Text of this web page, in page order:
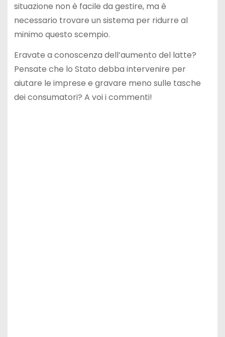
situazione non è facile da gestire, ma è
necessario trovare un sistema per ridurre al
minimo questo scempio.
Eravate a conoscenza dell’aumento del latte?
Pensate che lo Stato debba intervenire per
aiutare le imprese e gravare meno sulle tasche
dei consumatori? A voi i commenti!